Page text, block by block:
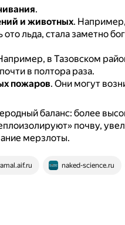
.
и животных.
льда, стала заметно
в Тазовском
в полтора раза.
пожаров. Они могут
баланс: более
почву,
мерзлоты.
naked-science.ru